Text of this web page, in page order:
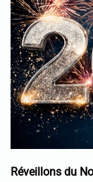
Réveillons du